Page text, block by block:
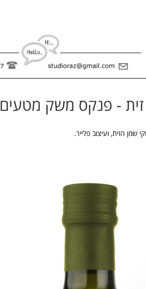
זית - פנקס משק מטעים
שמן הזית, ועיצוב פלייר.